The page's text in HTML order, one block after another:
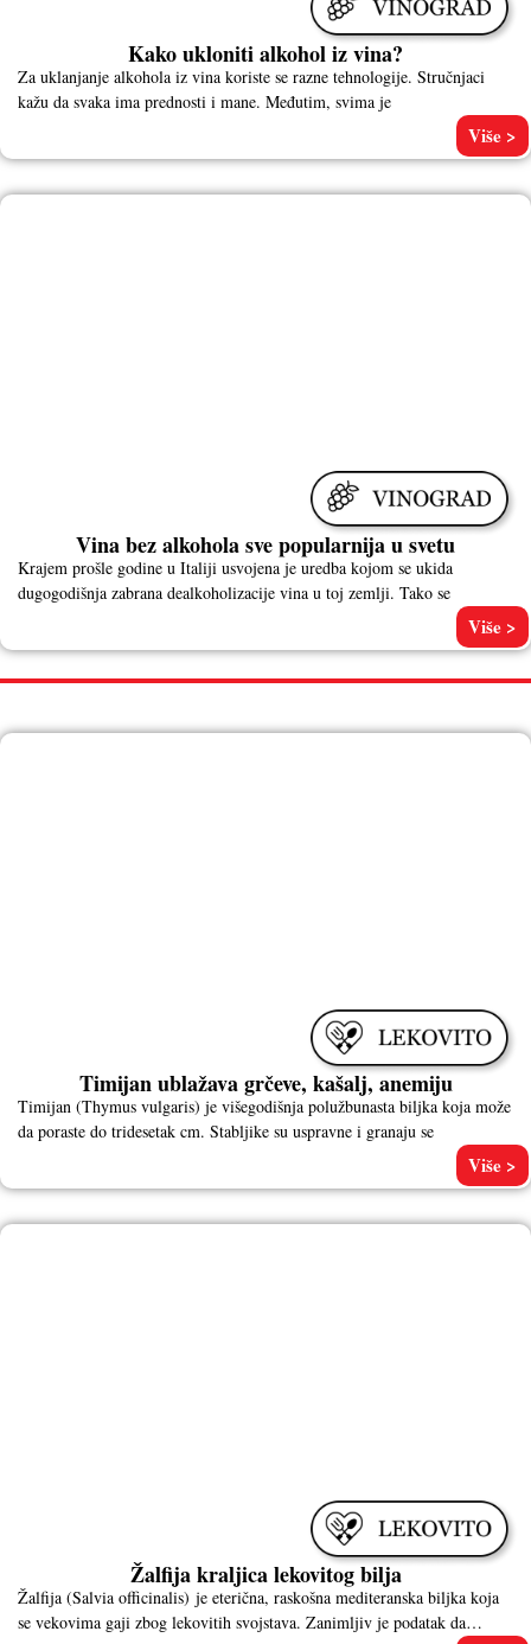
Kako ukloniti alkohol iz vina?
Za uklanjanje alkohola iz vina koriste se razne tehnologije. Stručnjaci
kažu da svaka ima prednosti i mane. Međutim, svima je
Više >
Vina bez alkohola sve popularnija u svetu
Krajem prošle godine u Italiji usvojena je uredba kojom se ukida
dugogodišnja zabrana dealkoholizacije vina u toj zemlji. Tako se
Više >
LEKOVITO
Timijan ublažava grčeve, kašalj, anemiju
Timijan (Thymus vulgaris) je višegodišnja polužbunasta biljka koja može
da poraste do tridesetak cm. Stabljike su uspravne i granaju se
Više >
Žalfija kraljica lekovitog bilja
Žalfija (Salvia officinalis) je eterična, raskošna mediteranska biljka koja
se vekovima gaji zbog lekovitih svojstava. Zanimljiv je podatak da